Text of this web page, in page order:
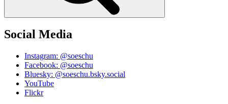
Social Media
Instagram: @soeschu
Facebook: @soeschu
Bluesky: @soeschu.bsky.social
YouTube
Flickr